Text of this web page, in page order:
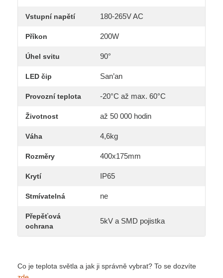
Vstupní napětí 180-265V AC
Příkon 200W
Úhel svitu 90°
LED čip San’an
Provozní teplota -20°C až max. 60°C
Životnost až 50 000 hodin
Váha 4,6kg
Rozměry 400x175mm
Krytí IP65
Stmívatelná ne
Přepěťová
ochrana
5kV a SMD pojistka
Co je teplota světla a jak ji správně vybrat? To se dozvíte